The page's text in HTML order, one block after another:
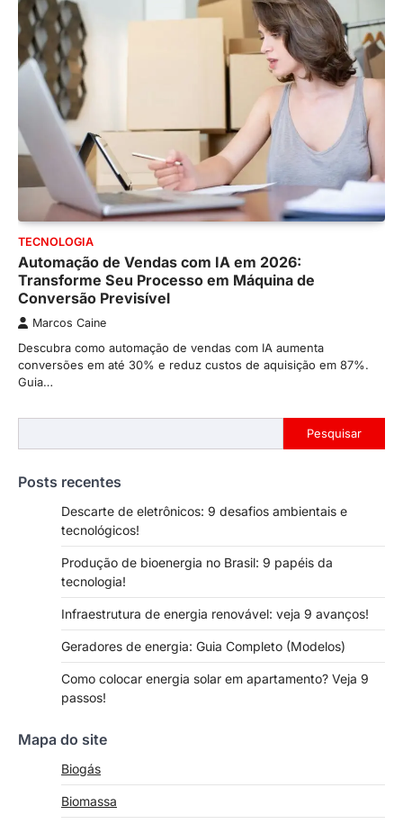
TECNOLOGIA
Automação de Vendas com IA em 2026:
Transforme Seu Processo em Máquina de
Conversão Previsível
Marcos Caine
Descubra como automação de vendas com IA aumenta
conversões em até 30% e reduz custos de aquisição em 87%.
Guia…
Pesquisar
Posts recentes
Descarte de eletrônicos: 9 desafios ambientais e
tecnológicos!
Produção de bioenergia no Brasil: 9 papéis da
tecnologia!
Infraestrutura de energia renovável: veja 9 avanços!
Geradores de energia: Guia Completo (Modelos)
Como colocar energia solar em apartamento? Veja 9
passos!
Mapa do site
Biogás
Biomassa